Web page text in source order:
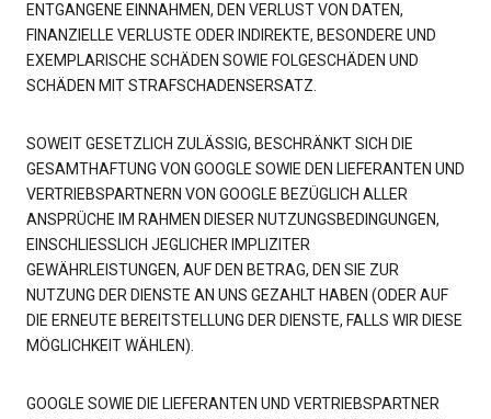
ENTGANGENE EINNAHMEN, DEN VERLUST VON DATEN,
FINANZIELLE VERLUSTE ODER INDIREKTE, BESONDERE UND
EXEMPLARISCHE SCHÄDEN SOWIE FOLGESCHÄDEN UND
SCHÄDEN MIT STRAFSCHADENSERSATZ.
SOWEIT GESETZLICH ZULÄSSIG, BESCHRÄNKT SICH DIE
GESAMTHAFTUNG VON GOOGLE SOWIE DEN LIEFERANTEN UND
VERTRIEBSPARTNERN VON GOOGLE BEZÜGLICH ALLER
ANSPRÜCHE IM RAHMEN DIESER NUTZUNGSBEDINGUNGEN,
EINSCHLIESSLICH JEGLICHER IMPLIZITER
GEWÄHRLEISTUNGEN, AUF DEN BETRAG, DEN SIE ZUR
NUTZUNG DER DIENSTE AN UNS GEZAHLT HABEN (ODER AUF
DIE ERNEUTE BEREITSTELLUNG DER DIENSTE, FALLS WIR DIESE
MÖGLICHKEIT WÄHLEN).
GOOGLE SOWIE DIE LIEFERANTEN UND VERTRIEBSPARTNER